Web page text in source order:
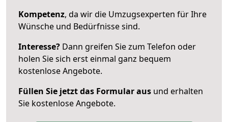
Kompetenz, da wir die Umzugsexperten für Ihre
Wünsche und Bedürfnisse sind.
Interesse? Dann greifen Sie zum Telefon oder
holen Sie sich erst einmal ganz bequem
kostenlose Angebote.
Füllen Sie jetzt das Formular aus und erhalten
Sie kostenlose Angebote.